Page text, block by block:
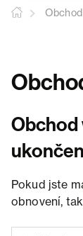
Obchod
ukončen
Pokud jste
obnovení,